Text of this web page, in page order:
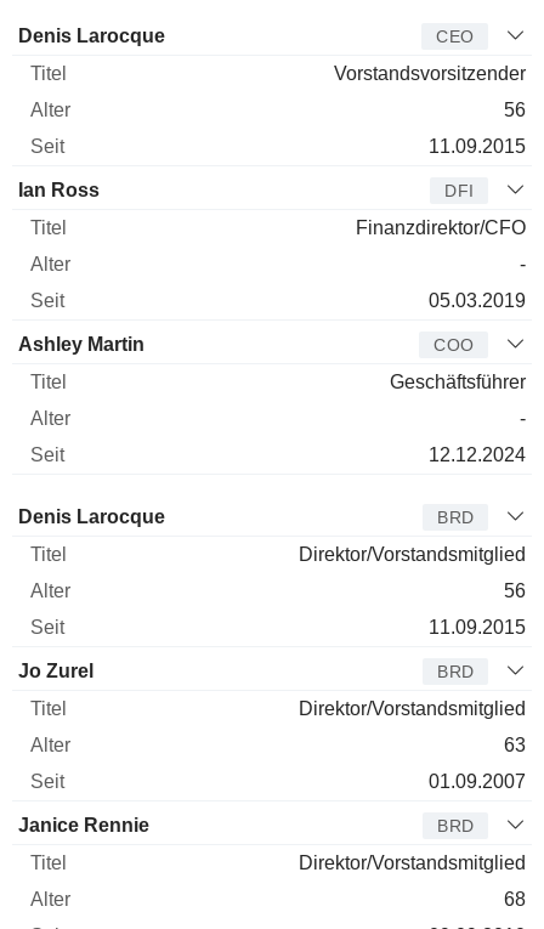
Manager Titel Alter
Denis Larocque CEO
Vorstandsvorsitzender
56
11.09.2015
Ian Ross DFI
Finanzdirektor/CFO
-
05.03.2019
Ashley Martin COO
Geschäftsführer
-
12.12.2024
Verwaltungsratsmitglied
Denis Larocque BRD
Direktor/Vorstandsmitglied
56
11.09.2015
Jo Zurel BRD
Direktor/Vorstandsmitglied
63
01.09.2007
Janice Rennie BRD
Direktor/Vorstandsmitglied
68